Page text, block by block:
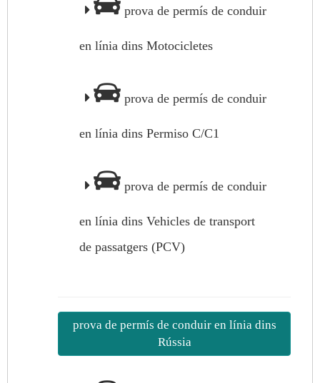
prova de permís de conduir
en línia dins Motocicletes
prova de permís de conduir
en línia dins Permiso C/C1
prova de permís de conduir
en línia dins Vehicles de transport
de passatgers (PCV)
prova de permís de conduir en línia dins
Rússia